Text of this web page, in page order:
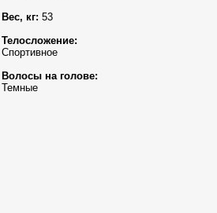
Вес, кг: 53
Телосложение:
Спортивное
Волосы на голове:
Темные